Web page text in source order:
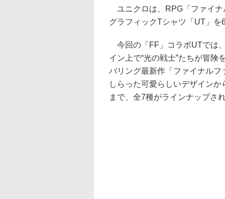
ユニクロは、RPG「ファイナ
グラフィックTシャツ「UT」
今回の「FF」コラボUTでは
イン上で“光の戦士”たちが冒
バリング最新作「ファイナル
しらった可愛らしいデザイン
まで、全7種がラインナップさ